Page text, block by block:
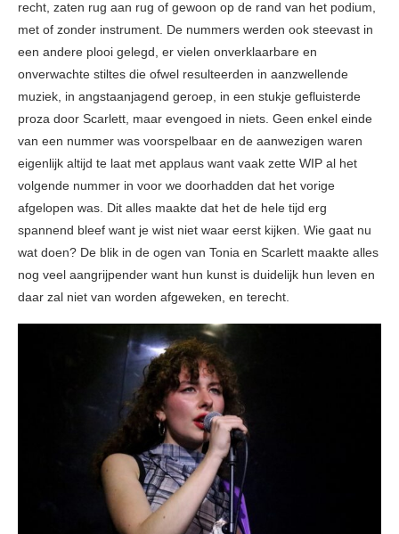
recht, zaten rug aan rug of gewoon op de rand van het podium,
met of zonder instrument. De nummers werden ook steevast in
een andere plooi gelegd, er vielen onverklaarbare en
onverwachte stiltes die ofwel resulteerden in aanzwellende
muziek, in angstaanjagend geroep, in een stukje gefluisterde
proza door Scarlett, maar evengoed in niets. Geen enkel einde
van een nummer was voorspelbaar en de aanwezigen waren
eigenlijk altijd te laat met applaus want vaak zette WIP al het
volgende nummer in voor we doorhadden dat het vorige
afgelopen was. Dit alles maakte dat het de hele tijd erg
spannend bleef want je wist niet waar eerst kijken. Wie gaat nu
wat doen? De blik in de ogen van Tonia en Scarlett maakte alles
nog veel aangrijpender want hun kunst is duidelijk hun leven en
daar zal niet van worden afgeweken, en terecht.